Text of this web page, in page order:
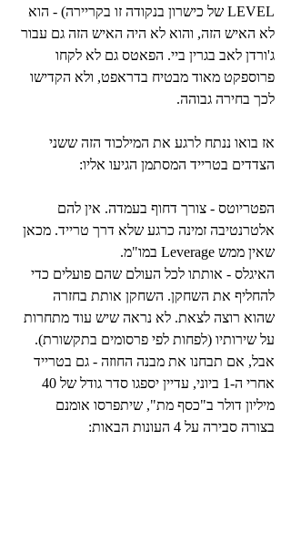
LEVEL של כישרון בנקודה זו בקריירה) - הוא
לא האיש הזה, והוא לא היה האיש הזה גם עבור
ג'ורדן לאב בגרין ביי. הפאטס גם לא לקחו
פרוספקט מאוד מבטיח בדראפט, ולא הקדישו
לכך בחירה גבוהה.
אז בואו ננתח לרגע את המילכוד הזה ששני
הצדדים בטרייד המסתמן הגיעו אליו:
הפטריוטס - צורך דחוף בעמדה. אין להם
אלטרנטיבה זמינה כרגע שלא דרך טרייד. מכאן
שאין ממש Leverage במו"מ.
האיגלס - אותתו לכל העולם שהם פועלים כדי
להחליף את השחקן. השחקן אותת בחזרה
שהוא רוצה לצאת. לא נראה שיש עוד מתחרות
על שירותיו (לפחות לפי פרסומים בתקשורת).
אבל, אם תבחנו את מבנה החוזה - גם בטרייד
מיליון דולר ב"כסף מת", שיתפרסו אומנם
בצורה סבירה על 4 העונות הבאות: